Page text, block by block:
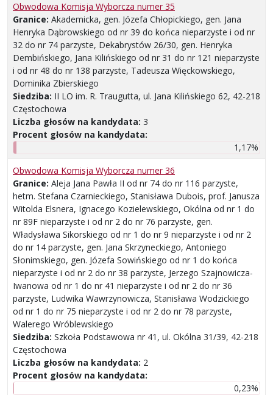
Obwodowa Komisja Wyborcza numer 35
Granice: Akademicka, gen. Józefa Chłopickiego, gen. Jana
Henryka Dąbrowskiego od nr 39 do końca nieparzyste i od nr
32 do nr 74 parzyste, Dekabrystów 26/30, gen. Henryka
Dembińskiego, Jana Kilińskiego od nr 31 do nr 121 nieparzyste
i od nr 48 do nr 138 parzyste, Tadeusza Więckowskiego,
Dominika Zbierskiego
Siedziba: II LO im. R. Traugutta, ul. Jana Kilińskiego 62, 42-218
Częstochowa
Liczba głosów na kandydata: 3
Procent głosów na kandydata:
1,17%
Obwodowa Komisja Wyborcza numer 36
Granice: Aleja Jana Pawła II od nr 74 do nr 116 parzyste,
hetm. Stefana Czarnieckiego, Stanisława Dubois, prof. Janusza
Witolda Elsnera, Ignacego Kozielewskiego, Okólna od nr 1 do
nr 89F nieparzyste i od nr 2 do nr 76 parzyste, gen.
Władysława Sikorskiego od nr 1 do nr 9 nieparzyste i od nr 2
do nr 14 parzyste, gen. Jana Skrzyneckiego, Antoniego
Słonimskiego, gen. Józefa Sowińskiego od nr 1 do końca
nieparzyste i od nr 2 do nr 38 parzyste, Jerzego Szajnowicza-
Iwanowa od nr 1 do nr 41 nieparzyste i od nr 2 do nr 36
parzyste, Ludwika Wawrzynowicza, Stanisława Wodzickiego
od nr 1 do nr 75 nieparzyste i od nr 2 do nr 78 parzyste,
Walerego Wróblewskiego
Siedziba: Szkoła Podstawowa nr 41, ul. Okólna 31/39, 42-218
Częstochowa
Liczba głosów na kandydata: 2
Procent głosów na kandydata:
0,23%